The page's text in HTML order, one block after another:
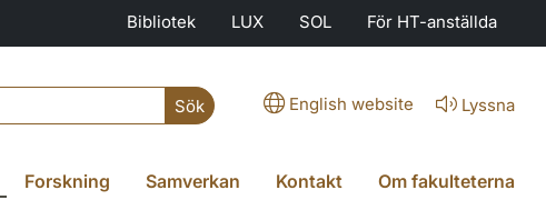
Bibliotek LUX SOL För HT-anställda
Sök English website Lyssna
Forskning Samverkan Kontakt Om fakulteterna